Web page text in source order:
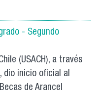
- Segundo
(USACH), a través
dio inicio oficial al
de Arancel